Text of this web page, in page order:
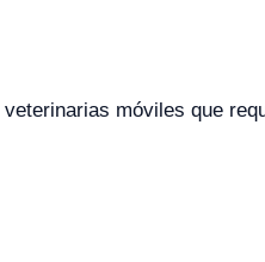
móviles que